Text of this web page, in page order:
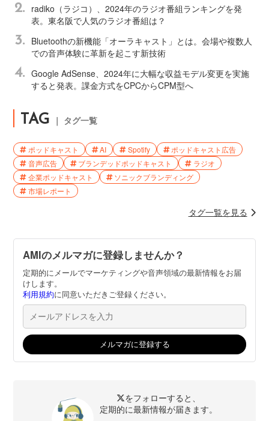
2.
radiko（ラジコ）、2024年のラジオ番組ランキングを発
表。東名阪で人気のラジオ番組は？
3.
Bluetoothの新機能「オーラキャスト」とは。会場や複数人
での音声体験に革新を起こす新技術
4. Google AdSense、2024年に大幅な収益モデル変更を実施
すると発表。課金方式をCPCからCPM型へ
TAG ｜ タグ一覧
ポッドキャスト AI Spotify
ポッドキャスト広告
音声広告
ブランデッドポッドキャスト
ラジオ
企業ポッドキャスト
ソニックブランディング
市場レポート
タグ一覧を見る
AMIのメルマガに登録しませんか？
定期的にメールでマーケティングや音声領域の最新情報をお届
けします。
利用規約に同意いただきご登録ください。
をフォローすると、
定期的に最新情報が届きます。